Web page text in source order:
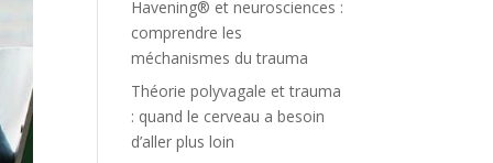
Havening® et neurosciences :
comprendre les
méchanismes du trauma
Théorie polyvagale et trauma
: quand le cerveau a besoin
d’aller plus loin